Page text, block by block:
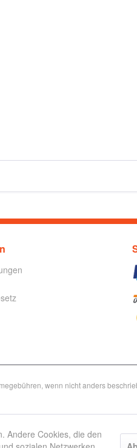
wenn nicht anders
Andere Cookies, die den